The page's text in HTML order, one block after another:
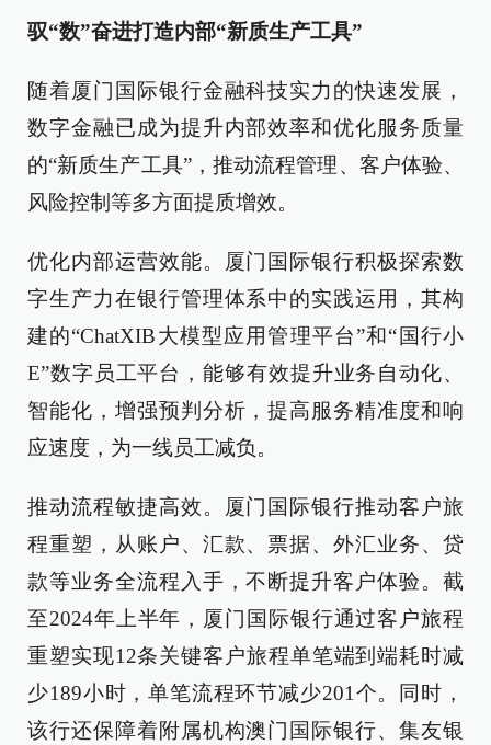
驭“数”奋进打造内部“新质生产工具”
随着厦门国际银行金融科技实力的快速发展，
数字金融已成为提升内部效率和优化服务质量
的“新质生产工具”，推动流程管理、客户体验、
风险控制等多方面提质增效。
优化内部运营效能。厦门国际银行积极探索数
字生产力在银行管理体系中的实践运用，其构
建的“ChatXIB大模型应用管理平台”和“国行小
E”数字员工平台，能够有效提升业务自动化、
智能化，增强预判分析，提高服务精准度和响
应速度，为一线员工减负。
推动流程敏捷高效。厦门国际银行推动客户旅
程重塑，从账户、汇款、票据、外汇业务、贷
款等业务全流程入手，不断提升客户体验。截
至2024年上半年，厦门国际银行通过客户旅程
重塑实现12条关键客户旅程单笔端到端耗时减
少189小时，单笔流程环节减少201个。同时，
该行还保障着附属机构澳门国际银行、集友银